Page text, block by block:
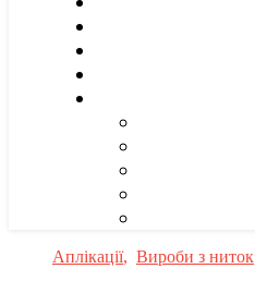
Аплікації, Вироби з ниток